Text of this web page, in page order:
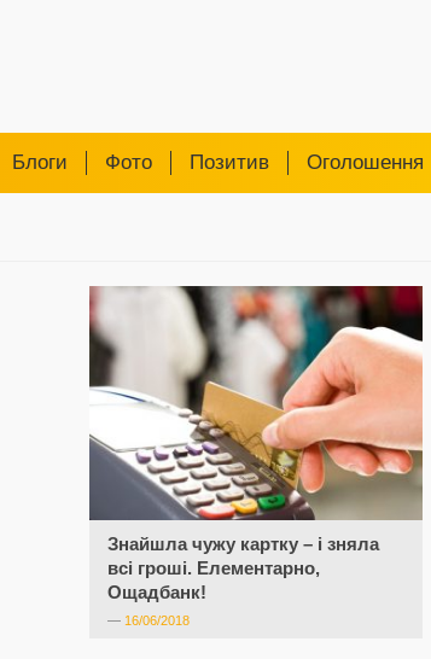
Блоги Фото Позитив Оголошення
Знайшла чужу картку – і зняла
всі гроші. Елементарно,
Ощадбанк!
— 16/06/2018